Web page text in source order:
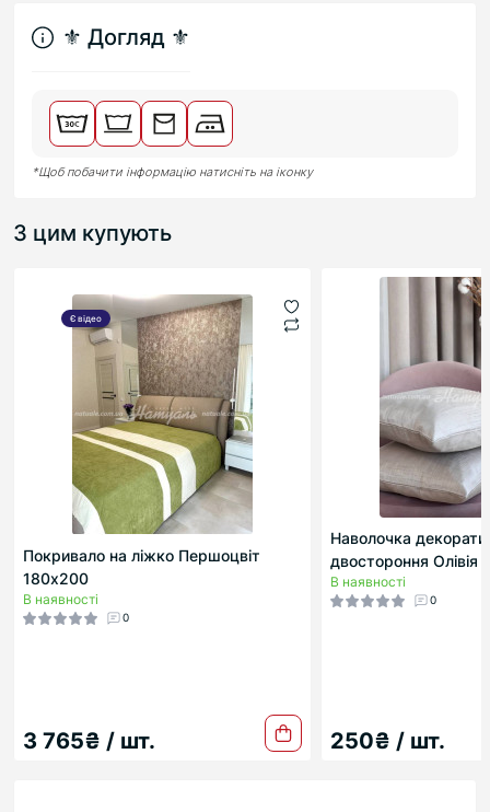
⚜︎ Догляд ⚜︎
*Щоб побачити інформацію натисніть на іконку
З цим купують
Є відео
Покривало на ліжко Першоцвіт
180х200
В наявності
0
3 765₴ / шт.
Наволочка
двостороння Олівія
В наявності
0
250₴ / шт.